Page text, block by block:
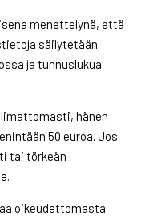
menettelynä, että
säilytetään
ja tunnuslukua
hänen
50 euroa. Jos
tai törkeän
oikeudettomasta